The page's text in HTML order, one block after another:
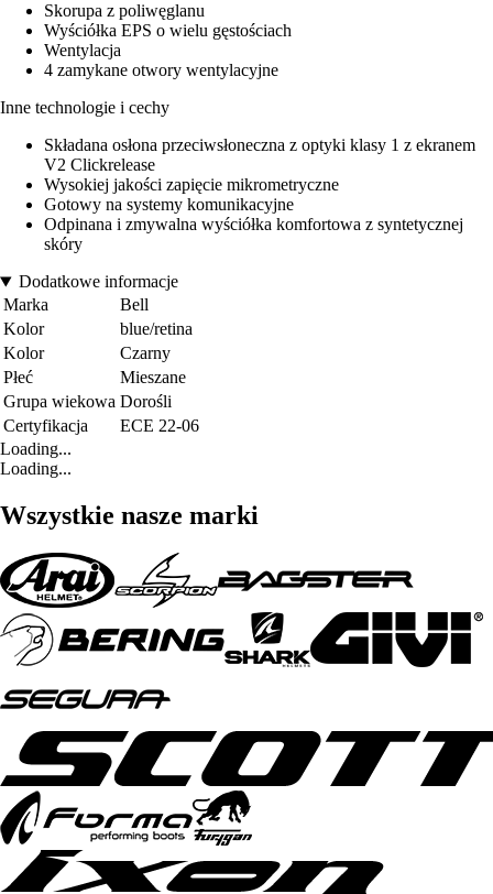
Skorupa z poliwęglanu
Wyściółka EPS o wielu gęstościach
Wentylacja
4 zamykane otwory wentylacyjne
Inne technologie i cechy
Składana osłona przeciwsłoneczna z optyki klasy 1 z ekranem
V2 Clickrelease
Wysokiej jakości zapięcie mikrometryczne
Gotowy na systemy komunikacyjne
Odpinana i zmywalna wyściółka komfortowa z syntetycznej
skóry
Dodatkowe informacje
Marka
Bell
Kolor
blue/retina
Kolor
Czarny
Płeć
Mieszane
Grupa wiekowa Dorośli
Certyfikacja
ECE 22-06
Loading...
Loading...
Wszystkie nasze marki